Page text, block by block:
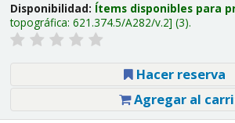
Disponibilidad: Ítems disponibles para
topográfica: 621.374.5/A282/v.2 (3).
Hacer reserva
Agregar al